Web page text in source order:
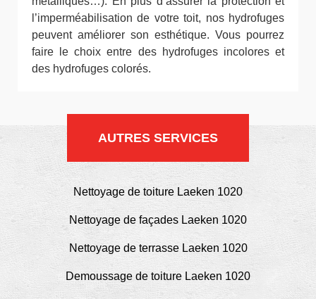
l’imperméabilisation de votre toit, nos hydrofuges
peuvent améliorer son esthétique. Vous pourrez
faire le choix entre des hydrofuges incolores et
des hydrofuges colorés.
AUTRES SERVICES
Nettoyage de toiture Laeken 1020
Nettoyage de façades Laeken 1020
Nettoyage de terrasse Laeken 1020
Demoussage de toiture Laeken 1020